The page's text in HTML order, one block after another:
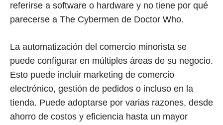
referirse a software o hardware y no tiene por qué
parecerse a The Cybermen de Doctor Who.
La automatización del comercio minorista se
puede configurar en múltiples áreas de su negocio.
Esto puede incluir marketing de comercio
electrónico, gestión de pedidos o incluso en la
tienda. Puede adoptarse por varias razones, desde
ahorro de costos y eficiencia hasta un mayor